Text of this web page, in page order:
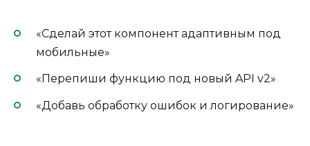
«Сделай этот компонент адаптивным под
мобильные»
«Перепиши функцию под новый API v2»
«Добавь обработку ошибок и логирование»